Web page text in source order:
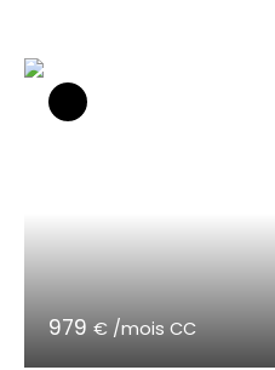
979 € /mois CC